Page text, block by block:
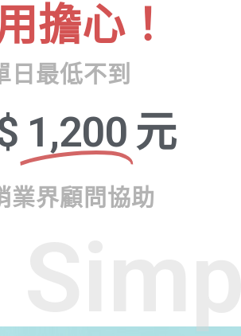
擔心！
日最低不到
1,200 元
業界顧問協助